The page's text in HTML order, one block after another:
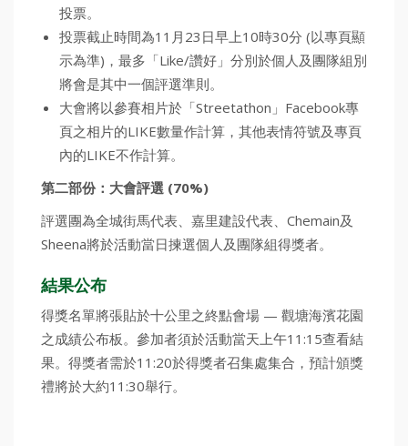
投票。
投票截止時間為11月23日早上10時30分 (以專頁顯
示為準)，最多「Like/讚好」分別於個人及團隊組別
將會是其中一個評選準則。
大會將以參賽相片於「Streetathon」Facebook專
頁之相片的LIKE數量作計算，其他表情符號及專頁
內的LIKE不作計算。
第二部份：大會評選 (70%)
評選團為全城街馬代表、嘉里建設代表、Chemain及
Sheena將於活動當日揀選個人及團隊組得獎者。
結果公布
得獎名單將張貼於十公里之終點會場 — 觀塘海濱花園
之成績公布板。參加者須於活動當天上午11:15查看結
果。得獎者需於11:20於得獎者召集處集合，預計頒獎
禮將於大約11:30舉行。